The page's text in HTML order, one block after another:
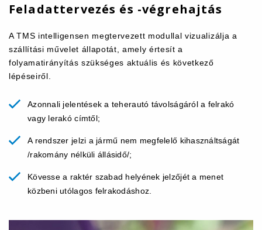
Feladattervezés és -végrehajtás
A TMS intelligensen megtervezett modullal vizualizálja a
szállítási művelet állapotát, amely értesít a
folyamatirányítás szükséges aktuális és következő
lépéseiről.
Azonnali jelentések a teherautó távolságáról a felrakó
vagy lerakó címtől;
A rendszer jelzi a jármű nem megfelelő kihasználtságát
/rakomány nélküli állásidő/;
Kövesse a raktér szabad helyének jelzőjét a menet
közbeni utólagos felrakodáshoz.